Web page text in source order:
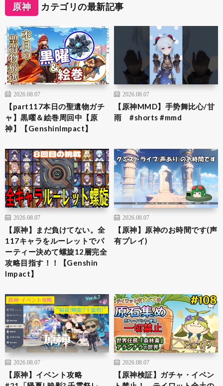
原神 カテゴリの最新記事
2026.08.07
【part117本日の聖遺物ガチ
ャ】黒曜＆絵巻周回中【原
神】【GenshinImpact】
2026.08.07
【原神MMD】手势舞比心/甘
雨 #shorts #mmd
2026.08.07
【原神】まだ負けてない。全
117キャラをルーレットでパ
ーティー決めて螺旋12層完全
攻略目指す！！【Genshin
Impact】
2026.08.07
【原神】原神のお時間です(声
有プレイ)
2026.08.07
【原神】イベント攻略
2026.08.07
【原神検証】ガチャ・イベン